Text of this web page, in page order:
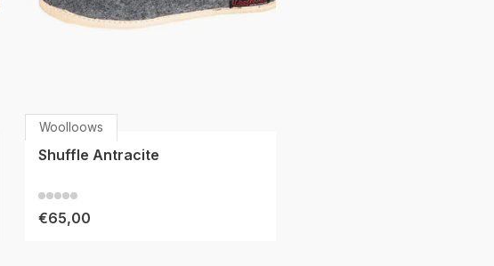
Woolloows
Shuffle Antracite
€65,00